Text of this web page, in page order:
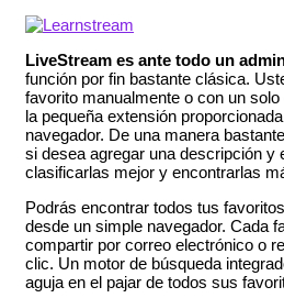
LiveStream es ante todo un
función por fin bastante clásica.
favorito manualmente o con un
la pequeña extensión
navegador. De una manera
si desea agregar una descripción y
clasificarlas mejor y encontrarlas
Podrás encontrar todos tus
desde un simple navegador. Cada
compartir por correo electrónico o
clic. Un motor de búsqueda
aguja en el pajar de todos sus